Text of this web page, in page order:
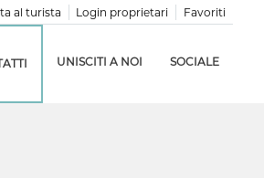
Favoriti
Login proprietari
al turista
UNISCITI A NOI SOCIALE